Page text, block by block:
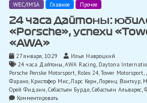
WEC/IMSA Главное Прочее
24 часа Дайтоны:
«Porsche», успехи
«AWA»
27 января, 10:29
Илья Навроцкий
24 часа Дайтоны,AWA Racing, Daytona
Porsche Penske Motorsport, Rolex 24,Tower Motorsport,
Фарано, Кристофер Мис,Ларс Керн,Лоренц Вантхур,
Орей Фидани,Себастьен Бурде,Себастьян Альварес,
Комментироватьon